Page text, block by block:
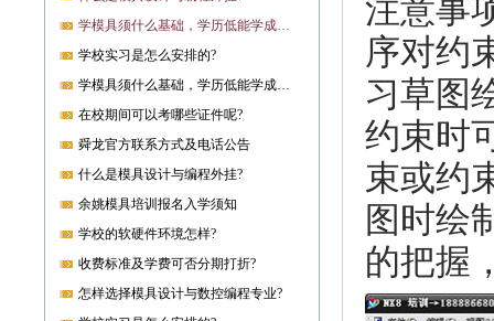
学模具须什么基础，学历低能学成就业吗?
学校实习是怎么安排的?
学模具须什么基础，学历低能学成就业吗?
在校期间可以考哪些证件呢?
舜龙官方联系方式及电话公告
什么是模具设计与编程外挂?
余姚模具培训报名入学须知
学校的软硬件环境怎样?
收费标准及学费可否分期打折?
怎样选择模具设计与数控编程专业?
注意事
序对约
习草图
约束时
束或约
图时绘
的把握